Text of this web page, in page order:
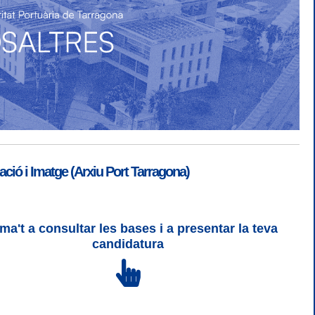
| Desconnectar
| CSS 3 | WCAG 2 i WW3C
i Imatge (Arxiu Port Tarragona)
a consultar les bases i a presentar la teva
candidatura